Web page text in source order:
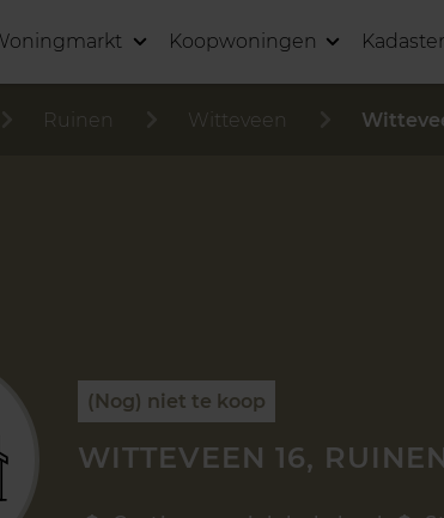
Koopwoningen
Ruinen Witteveen
(Nog) niet te koop
WITTEVEEN 16,